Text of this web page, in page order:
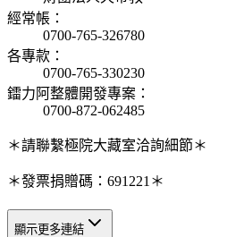
經常帳 ：
0700-765-326780
各專款 ：
0700-765-330230
鐳力阿整體開發專案 ：
0700-872-062485
＊請聯繫極院大藏室洽詢細節＊
＊發票捐贈碼：691221＊
顯示更多連結